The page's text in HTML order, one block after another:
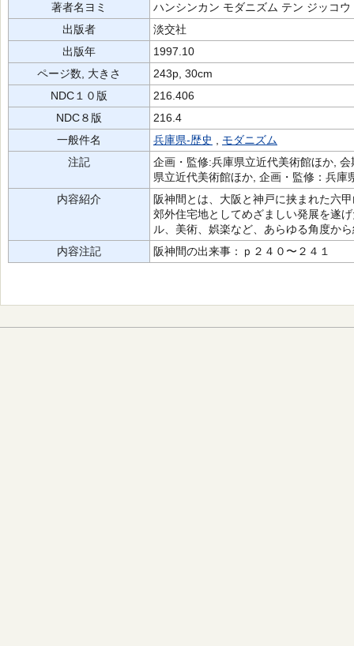
著者名ヨミ
ハンシンカン モダニズム テン ジッコ
出版者
淡交社
出版年
1997.10
ページ数, 大きさ
243p, 30cm
NDC１０版
216.406
NDC８版
216.4
一般件名
兵庫県-歴史
モダニズム
注記
企画・監修:兵庫県立近代美術館ほか,
県立近代美術館ほか, 企画・監修：兵庫
内容紹介
阪神間とは、大阪と神戸に挟まれた六
郊外住宅地としてめざましい発展を遂
ル、美術、娯楽など、あらゆる角度か
内容注記
阪神間の出来事：ｐ２４０〜２４１